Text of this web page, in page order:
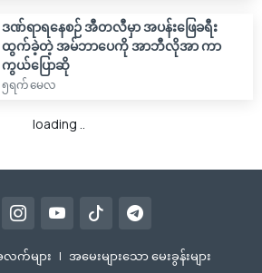
ဒဏ်ရာရနေစဉ် အီတလီမှာ အပန်းဖြေခရီး
ထွက်ခဲ့တဲ့ အမ်ဘာပေကို အာဘီလိုအာ ကာ
ကွယ်ပြောဆို
၅ရက် မေလ
အမ်ဘာပေရဲ့ဂျာစီကို ဘာကြောင့်တောင်းယူခဲ့
ပြ
ပီအက်စ်ဂျီမှထွက်ခွာလာပြီးနှစ်နှစ်ကြာမြင့်ချိန်
လူးဝစ်အင်းနရစ်နဲ့ပတ်သက်လို့ အမြင်ကို
ထုတ်ဖော်ပြောကြားလာတဲ့ အမ်ဘာပေ